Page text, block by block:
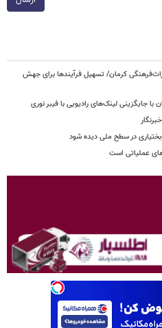
کرمان/ تسهیل فرآیندها برای جهش
جایگزینی لینک‌های رادیویی با فیبر نوری
در سطح ملی دیده شود
عملیاتی است